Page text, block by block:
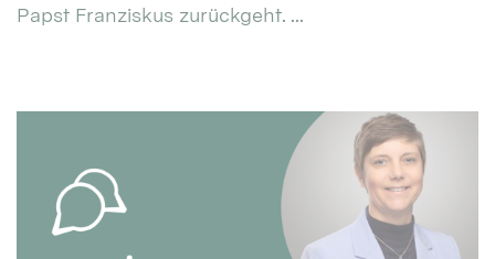
Papst Franziskus zurückgeht. ...